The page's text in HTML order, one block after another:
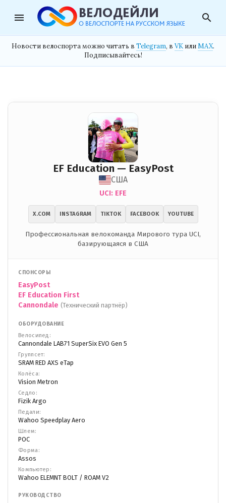
menu search
Новости велоспорта можно читать в Telegram, в VK илиMAX.
Подписывайтесь!
EF Education — EasyPost
США
UCI: EFE
X.COM INSTAGRAM TIKTOK FACEBOOK YOUTUBE
Профессиональная велокоманда Мирового тура UCI,
базирующаяся в США
СПОНСОРЫ
EasyPost
EF Education First
Cannondale (Технический партнёр)
ОБОРУДОВАНИЕ
Велосипед:
Cannondale LAB71 SuperSix EVO Gen 5
Группсет:
SRAM RED AXS eTap
Колёса:
Vision Metron
Седло:
Fizik Argo
Педали:
Wahoo Speedplay Aero
Шлем:
POC
Форма:
Assos
Компьютер:
Wahoo ELEMNT BOLT / ROAM V2
РУКОВОДСТВО